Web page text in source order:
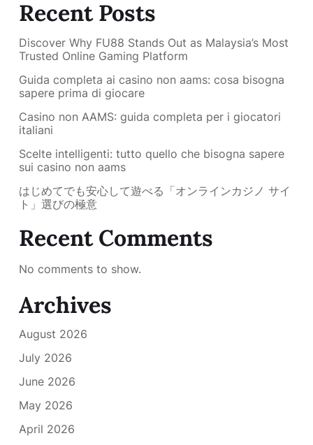
Recent Posts
Discover Why FU88 Stands Out as Malaysia’s Most
Trusted Online Gaming Platform
Guida completa ai casino non aams: cosa bisogna
sapere prima di giocare
Casino non AAMS: guida completa per i giocatori
italiani
Scelte intelligenti: tutto quello che bisogna sapere
sui casino non aams
はじめてでも安心して遊べる「オンラインカジノ サイ
ト」選びの極意
Recent Comments
No comments to show.
Archives
August 2026
July 2026
June 2026
May 2026
April 2026